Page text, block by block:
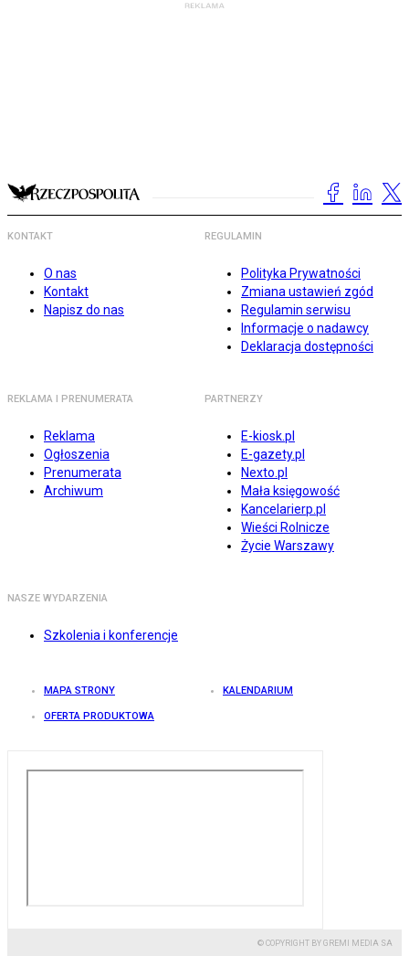
KONTAKT
O nas
Kontakt
Napisz do nas
REGULAMIN
Polityka Prywatności
Zmiana ustawień zgód
Regulamin serwisu
Informacje o nadawcy
Deklaracja dostępności
REKLAMA I PRENUMERATA
Reklama
Ogłoszenia
Prenumerata
Archiwum
PARTNERZY
E-kiosk.pl
E-gazety.pl
Nexto.pl
Mała księgowość
Kancelarierp.pl
Wieści Rolnicze
Życie Warszawy
NASZE WYDARZENIA
Szkolenia i konferencje
MAPA STRONY KALENDARIUM
OFERTA PRODUKTOWA
© COPYRIGHT BY GREMI MEDIA SA